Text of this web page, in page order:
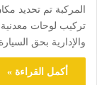
المركبة تم تحديد
تركيب لوحات معدنية
والإدارية بحق
أكمل القراءة »